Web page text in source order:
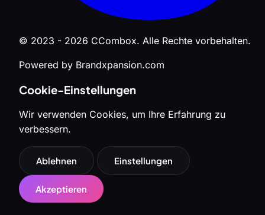
© 2023 - 2026 CCombox. Alle Rechte vorbehalten.
Powered by Brandxpansion.com
Cookie-Einstellungen
Wir verwenden Cookies, um Ihre Erfahrung zu
verbessern.
Ablehnen Einstellungen
Akzeptieren